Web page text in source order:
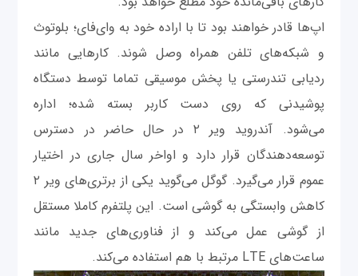
اپ‌ها قادر خواهند بود تا با اراده خود به وای‌فای؛ بلوتوث
و شبکه‌های تلفن‌ همراه وصل شوند. کارهایی مانند
ردیابی تندرستی یا پخش موسیقی تماما توسط دستگاه
پوشیدنی که روی دست کاربر بسته شده؛ اداره
می‌شود. آندروید ویر ۲ در حال حاضر در دسترس
توسعه‌دهندگان قرار دارد و اواخر سال جاری در اختیار
عموم قرار می‌گیرد. گوگل می‌گوید یکی از برتری‌های ویر ۲
کاهش وابستگی به گوشی است. این پلتفرم کاملا مستقل
از گوشی عمل می‌کند و از فناوری‌های جدید مانند
ساعت‌های LTE مرتبط با هم استفاده می‌کند.